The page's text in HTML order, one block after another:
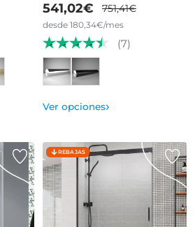
541,02€ 751,41€
desde 180,34€/mes
(7)
Ver opciones›
REBAJAS